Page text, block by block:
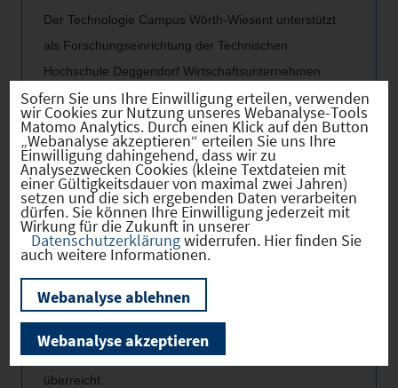
Der Technologie Campus Wörth-Wiesent unterstützt
als Forschungseinrichtung der Technischen
Hochschule Deggendorf Wirtschaftsunternehmen
bei der Integration von Wasserstofftechnologien in
vorhandene Prozesse und entwickelt gemeinsam
individuelle Lösungen für zukunftsweisende
Fragestellungen.Am 09. Mai 2023 wurde der
Förderbescheid für den neuen Technologie Campus
der Technischen Hochschule Deggendorf in Wörth-
Wiesent feierlich durch den bayerischen
Staatsminister für Wissenschaft und Kunst, Herrn
Markus Blume, sowie den bayrischen Staatsminister
den Beteiligten der Hochschule sowie Gemeinden
überreicht.
Sofern Sie uns Ihre Einwilligung erteilen, verwenden
wir Cookies zur Nutzung unseres Webanalyse-Tools
Matomo Analytics. Durch einen Klick auf den Button
„Webanalyse akzeptieren“ erteilen Sie uns Ihre
Einwilligung dahingehend, dass wir zu
Analysezwecken Cookies (kleine Textdateien mit
einer Gültigkeitsdauer von maximal zwei Jahren)
setzen und die sich ergebenden Daten verarbeiten
dürfen. Sie können Ihre Einwilligung jederzeit mit
Wirkung für die Zukunft in unserer
Datenschutzerklärungwiderrufen. Hier finden Sie
auch weitere Informationen.
Webanalyse ablehnen
Webanalyse akzeptieren